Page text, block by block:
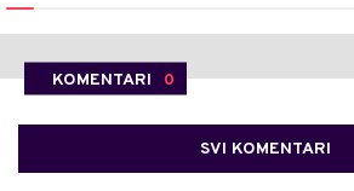
KOMENTARI 0
SVI KOMENTARI